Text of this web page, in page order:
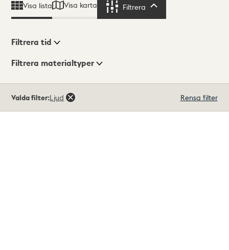
Visa lista Visa karta Filtrera
Visningsläge
Filtrera tid
Filtrera materialtyper
träffar
Valda filter:Ljud Rensa filter